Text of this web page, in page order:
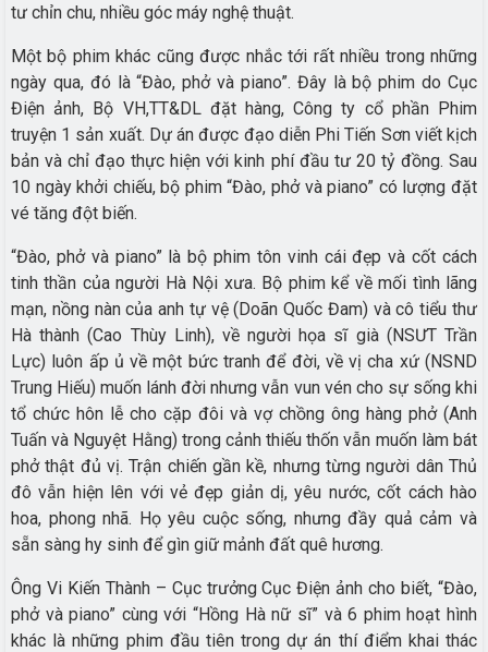
tư chỉn chu, nhiều góc máy nghệ thuật.
Một bộ phim khác cũng được nhắc tới rất nhiều trong những
ngày qua, đó là “Đào, phở và piano”. Đây là bộ phim do Cục
Điện ảnh, Bộ VH,TT&DL đặt hàng, Công ty cổ phần Phim
truyện 1 sản xuất. Dự án được đạo diễn Phi Tiến Sơn viết kịch
bản và chỉ đạo thực hiện với kinh phí đầu tư 20 tỷ đồng. Sau
10 ngày khởi chiếu, bộ phim “Đào, phở và piano” có lượng đặt
vé tăng đột biến.
“Đào, phở và piano” là bộ phim tôn vinh cái đẹp và cốt cách
tinh thần của người Hà Nội xưa. Bộ phim kể về mối tình lãng
mạn, nồng nàn của anh tự vệ (Doãn Quốc Đam) và cô tiểu thư
Hà thành (Cao Thùy Linh), về người họa sĩ già (NSƯT Trần
Lực) luôn ấp ủ về một bức tranh để đời, về vị cha xứ (NSND
Trung Hiếu) muốn lánh đời nhưng vẫn vun vén cho sự sống khi
tổ chức hôn lễ cho cặp đôi và vợ chồng ông hàng phở (Anh
Tuấn và Nguyệt Hằng) trong cảnh thiếu thốn vẫn muốn làm bát
phở thật đủ vị. Trận chiến gần kề, nhưng từng người dân Thủ
đô vẫn hiện lên với vẻ đẹp giản dị, yêu nước, cốt cách hào
hoa, phong nhã. Họ yêu cuộc sống, nhưng đầy quả cảm và
sẵn sàng hy sinh để gìn giữ mảnh đất quê hương.
Ông Vi Kiến Thành – Cục trưởng Cục Điện ảnh cho biết, “Đào,
phở và piano” cùng với “Hồng Hà nữ sĩ” và 6 phim hoạt hình
khác là những phim đầu tiên trong dự án thí điểm khai thác